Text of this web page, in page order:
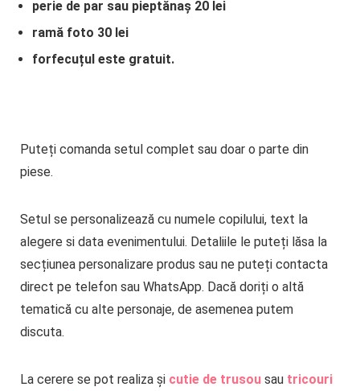
perie de par sau pieptănaș 20 lei
ramă foto 30 lei
forfecuțul este gratuit.
Puteți comanda setul complet sau doar o parte din
piese.
Setul se personalizează cu numele copilului, text la
alegere si data evenimentului. Detaliile le puteți lăsa la
secțiunea personalizare produs sau ne puteți contacta
direct pe telefon sau WhatsApp. Dacă doriți o altă
tematică cu alte personaje, de asemenea putem
discuta.
La cerere se pot realiza șicutie de trusousau tricouri